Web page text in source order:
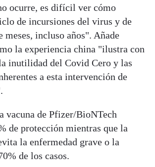
ocurre, es difícil ver cómo
de incursiones del virus y de
meses, incluso años". Añade
la experiencia china "ilustra con
inutilidad del Covid Cero y las
a esta intervención de
vacuna de Pfizer/BioNTech
de protección mientras que la
la enfermedad grave o la
de los casos.